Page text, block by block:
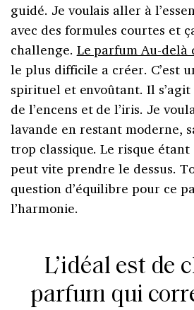
guidé. Je voulais aller à
avec des formules courtes et
challenge. Le parfum Au-delà
le plus difficile a créer. C’est
spirituel et envoûtant. Il
de l’encens et de l’iris. Je
lavande en restant moderne,
trop classique. Le risque étant
peut vite prendre le dessus.
question d’équilibre pour ce
l’harmonie.
L’idéal est de
parfum qui